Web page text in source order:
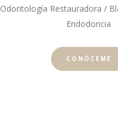
Odontología Restauradora /
Endodoncia
CONÓCEME